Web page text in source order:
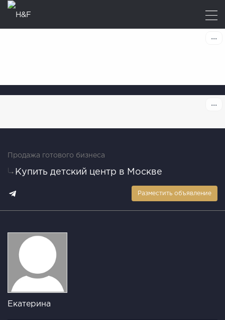
Продажа готового бизнеса
Купить детский центр в Москве
Разместить объявление
Екатерина